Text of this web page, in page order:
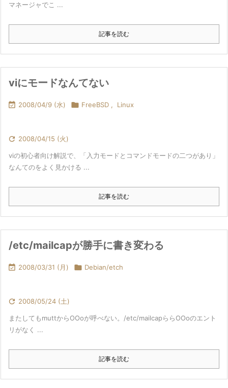
マネージャでこ ...
記事を読む
viにモードなんてない
 2008/04/9 (水)  FreeBSD , Linux
 2008/04/15 (火)
viの初心者向け解説で、「入力モードとコマンドモードの二つがあり」
なんてのをよく見かける ...
記事を読む
/etc/mailcapが勝手に書き変わる
 2008/03/31 (月)  Debian/etch
 2008/05/24 (土)
またしてもmuttからOOoが呼べない。/etc/mailcapららOOoのエント
リがなく ...
記事を読む